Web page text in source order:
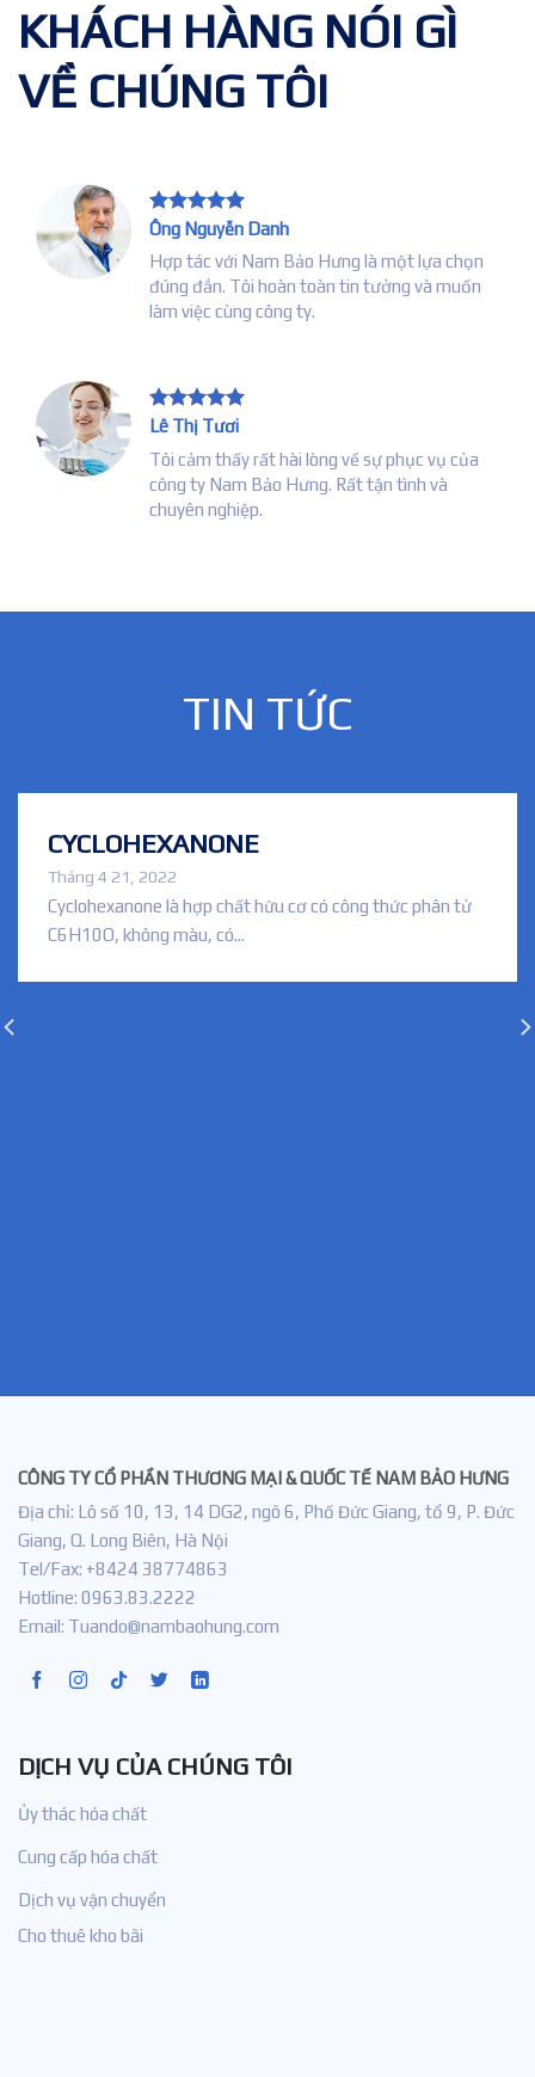
KHÁCH HÀNG NÓI GÌ
VỀ CHÚNG TÔI
Ông Nguyễn Danh
Hợp tác với Nam Bảo Hưng là một lựa chọn
đúng đắn. Tôi hoàn toàn tin tưởng và muốn
làm việc cùng công ty.
Lê Thị Tươi
Tôi cảm thấy rất hài lòng về sự phục vụ của
công ty Nam Bảo Hưng. Rất tận tình và
chuyên nghiệp.
TIN TỨC
CYCLOHEXANONE
Tháng 4 21, 2022
Cyclohexanone là hợp chất hữu cơ có công thức phân tử
C6H10O, không màu, có...
CÔNG TY CỔ PHẦN THƯƠNG MẠI & QUỐC TẾ NAM BẢO HƯNG
Địa chỉ: Lô số 10, 13, 14 DG2, ngõ 6, Phố Đức Giang, tổ 9, P. Đức
Giang, Q. Long Biên, Hà Nội
Tel/Fax: +8424 38774863
Hotline: 0963.83.2222
Email: Tuando@nambaohung.com
DỊCH VỤ CỦA CHÚNG TÔI
Ủy thác hóa chất
Cung cấp hóa chất
Dịch vụ vận chuyển
Cho thuê kho bãi